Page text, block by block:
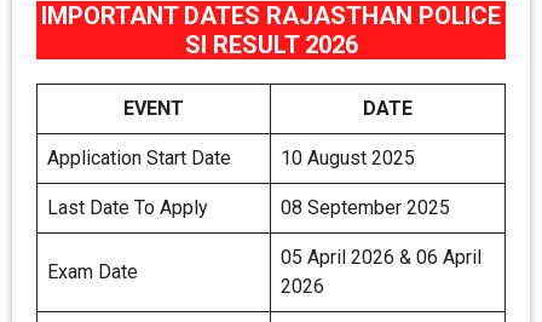
IMPORTANT DATES RAJASTHAN POLICE
SI RESULT 2026
EVENT DATE
Application Start Date 10 August 2025
Last Date To Apply 08 September 2025
Exam Date
05 April 2026 & 06 April
2026